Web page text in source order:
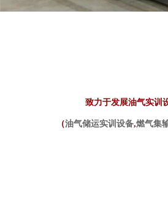
致力于发展油气实训
（油气储运实训设备,燃气集